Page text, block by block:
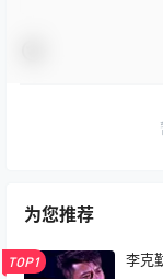
为您推荐
TOP1 李克